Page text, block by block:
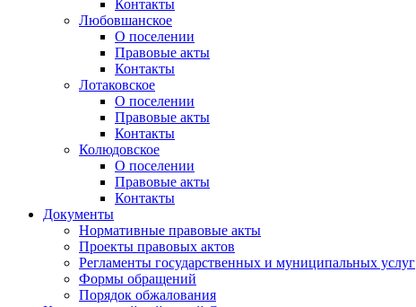
Контакты
Любовшанское
О поселении
Правовые акты
Контакты
Лотаковское
О поселении
Правовые акты
Контакты
Колюдовское
О поселении
Правовые акты
Контакты
Документы
Нормативные правовые акты
Проекты правовых актов
Регламенты государственных и муниципальных услуг
Формы обращений
Порядок обжалования